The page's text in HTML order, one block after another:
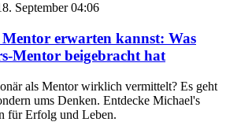
September 04:06
erwarten kannst: Was
Mentor beigebracht hat
als Mentor wirklich vermittelt? Es geht
ums Denken. Entdecke Michael's
für Erfolg und Leben.